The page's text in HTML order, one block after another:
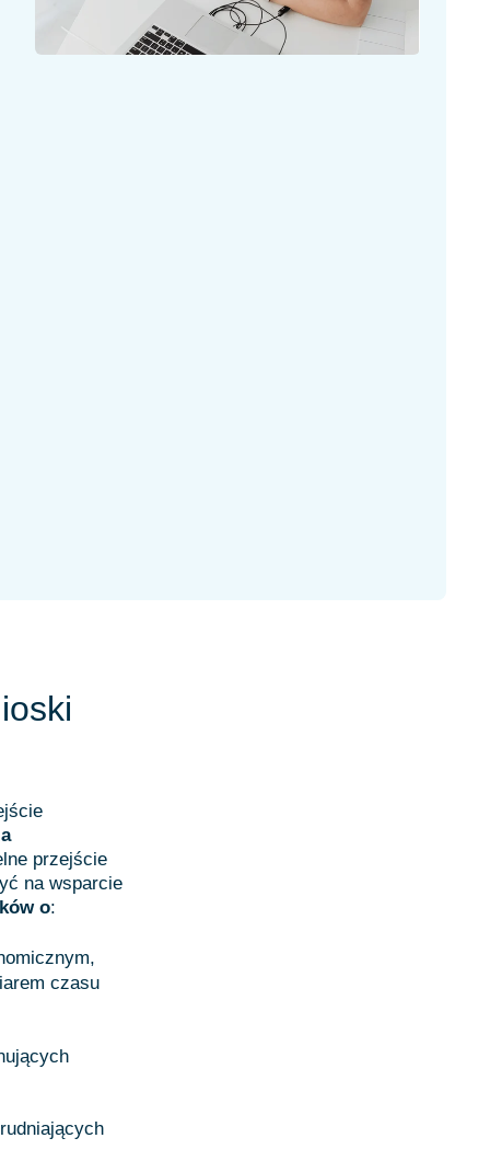
przejście
na wsparcie
o:
czasu